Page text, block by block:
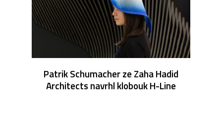
Patrik Schumacher ze Zaha Hadid
Architects navrhl klobouk H-Line